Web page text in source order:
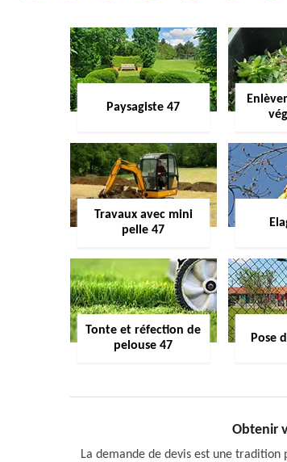
Paysagiste 47
Travaux avec mini
pelle 47
Tonte et réfection de
pelouse 47
Pose
Obtenir
La demande de devis est une